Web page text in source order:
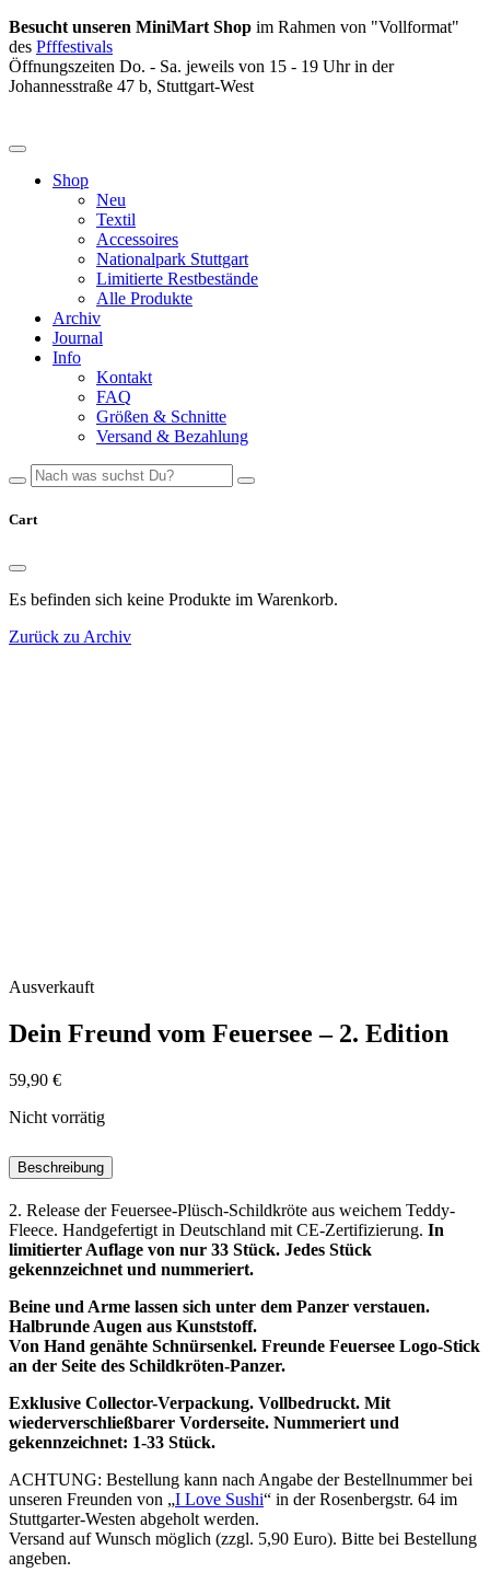
Besucht unseren MiniMart Shop im Rahmen von "Vollformat"
des Pfffestivals
Öffnungszeiten Do. - Sa. jeweils von 15 - 19 Uhr in der
Johannesstraße 47 b, Stuttgart-West
Shop
Neu
Textil
Accessoires
Nationalpark Stuttgart
Limitierte Restbestände
Alle Produkte
Archiv
Journal
Info
Kontakt
FAQ
Größen & Schnitte
Versand & Bezahlung
Cart
Es befinden sich keine Produkte im Warenkorb.
Zurück zu Archiv
Ausverkauft
Dein Freund vom Feuersee – 2. Edition
59,90 €
Nicht vorrätig
Beschreibung
2. Release der Feuersee-Plüsch-Schildkröte aus weichem Teddy-
Fleece. Handgefertigt in Deutschland mit CE-Zertifizierung. In
limitierter Auflage von nur 33 Stück. Jedes Stück
gekennzeichnet und nummeriert.
Beine und Arme lassen sich unter dem Panzer verstauen.
Halbrunde Augen aus Kunststoff.
Von Hand genähte Schnürsenkel. Freunde Feuersee Logo-Stick
an der Seite des Schildkröten-Panzer.
Exklusive Collector-Verpackung. Vollbedruckt. Mit
wiederverschließbarer Vorderseite. Nummeriert und
gekennzeichnet: 1-33 Stück.
ACHTUNG: Bestellung kann nach Angabe der Bestellnummer bei
unseren Freunden von „I Love Sushi“ in der Rosenbergstr. 64 im
Stuttgarter-Westen abgeholt werden.
Versand auf Wunsch möglich (zzgl. 5,90 Euro). Bitte bei Bestellung
angeben.